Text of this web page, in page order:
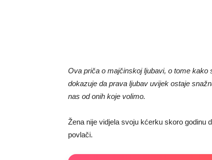
Ova priča o majčinskoj ljubavi, o tome
dokazuje da prava ljubav uvijek ostaje
nas od onih koje volimo.
Žena nije vidjela svoju kćerku skoro godinu
povlači.